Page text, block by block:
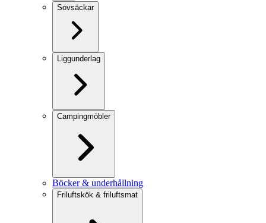
Sovsäckar
Liggunderlag
Campingmöbler
Böcker & underhållning
Friluftskök & friluftsmat